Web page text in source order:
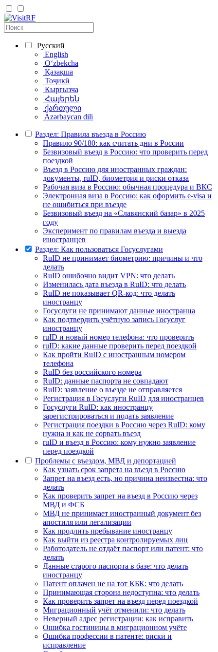
Русский
English
Oʻzbekcha
Қазақша
Тоҷикӣ
Кыргызча
Հայերեն
ქართული
Azərbaycan dili
Раздел: Правила въезда в Россию
Правило 90/180: как считать дни в России
Безвизовый въезд в Россию: что проверить перед
поездкой
Въезд в Россию для иностранных граждан:
документы, ruID, биометрия и риски отказа
Рабочая виза в Россию: обычная процедура и ВКС
Электронная виза в Россию: как оформить e-visa и
не ошибиться при въезде
Безвизовый въезд на «Славянский базар» в 2025
году
Эксперимент по правилам въезда и выезда
иностранцев
Раздел: Как пользоваться Госуслугами
RuID не принимает биометрию: причины и что
делать
RuID ошибочно видит VPN: что делать
Изменилась дата въезда в RuID: что делать
RuID не показывает QR-код: что делать
иностранцу
Госуслуги не принимают данные иностранца
Как подтвердить учётную запись Госуслуг
иностранцу
ruID и новый номер телефона: что проверить
ruID: какие данные проверить перед поездкой
Как пройти RuID с иностранным номером
телефона
RuID без российского номера
RuID: данные паспорта не совпадают
RuID: заявление о въезде не отправляется
Регистрация в Госуслуги RuID для иностранцев
Госуслуги RuID: как иностранцу
зарегистрироваться и подать заявление
Регистрация поездки в Россию через RuID: кому
нужна и как не сорвать въезд
ruID и въезд в Россию: кому нужно заявление
перед поездкой
Проблемы с въездом, МВД и депортацией
Как узнать срок запрета на въезд в Россию
Запрет на въезд есть, но причина неизвестна: что
делать
Как проверить запрет на въезд в Россию через
МВД и ФСБ
МВД не принимает иностранный документ без
апостиля или легализации
Как продлить пребывание иностранцу
Как выйти из реестра контролируемых лиц
Работодатель не отдаёт паспорт или патент: что
делать
Данные старого паспорта в базе: что делать
иностранцу
Патент оплачен не на тот КБК: что делать
Принимающая сторона недоступна: что делать
Как проверить запрет на въезд перед поездкой
Миграционный учёт отменили: что делать
Неверный адрес регистрации: как исправить
Ошибка гостиницы в миграционном учёте
Ошибка профессии в патенте: риски и
исправление